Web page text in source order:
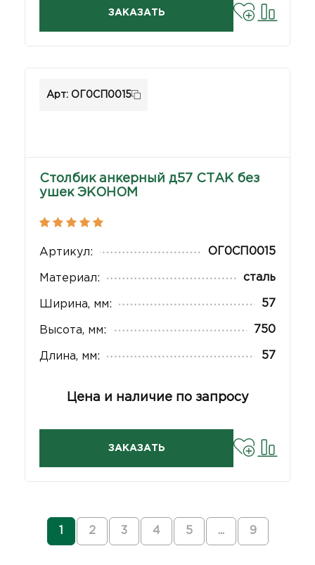
ЗАКАЗАТЬ
Арт: ОГ0СП0015
Столбик анкерный д57 СТАК без
ушек ЭКОНОМ
Артикул: ОГ0СП0015
Материал: сталь
Ширина, мм: 57
Высота, мм: 750
Длина, мм: 57
Цена и наличие по запросу
ЗАКАЗАТЬ
1 2 3 4 5 ... 9